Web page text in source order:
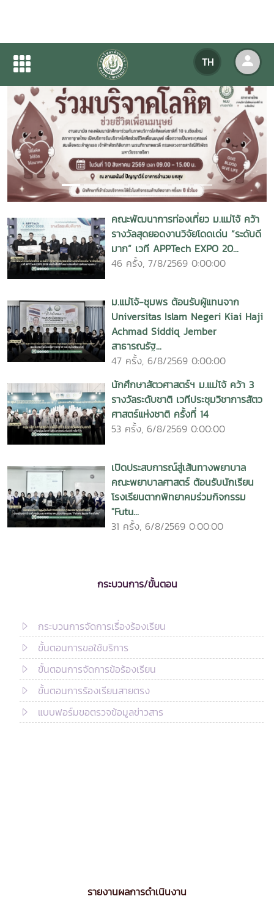
TH
ข่าวมหาวิทยาลัยแม่โจ้
Previous Next
คณะพัฒนาการท่องเที่ยว ม.แม่โจ้ คว้า
รางวัลสุดยอดงานวิจัยโดดเด่น “ระดับดี
มาก” เวที APPTech EXPO 20...
46 ครั้ง, 7/8/2569 0:00:00
ม.แม่โจ้-ชุมพร ต้อนรับผู้แทนจาก
Universitas Islam Negeri Kiai Haji
Achmad Siddiq Jember
สาธารณรัฐ...
47 ครั้ง, 6/8/2569 0:00:00
นักศึกษาสัตวศาสตร์ฯ ม.แม่โจ้ คว้า 3
รางวัลระดับชาติ เวทีประชุมวิชาการสัตว
ศาสตร์แห่งชาติ ครั้งที่ 14
53 ครั้ง, 6/8/2569 0:00:00
เปิดประสบการณ์สู่เส้นทางพยาบาล
คณะพยาบาลศาสตร์ ต้อนรับนักเรียน
โรงเรียนตากพิทยาคมร่วมกิจกรรม
"Futu...
31 ครั้ง, 6/8/2569 0:00:00
กระบวนการ/ขั้นตอน
กระบวนการจัดการเรื่องร้องเรียน
ขั้นตอนการขอใช้บริการ
ขั้นตอนการจัดการข้อร้องเรียน
ขั้นตอนการร้องเรียนสายตรง
แบบฟอร์มขอตรวจข้อมูลข่าวสาร
รายงานผลการดำเนินงาน